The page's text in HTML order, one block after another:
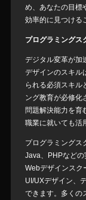
め、あなたの目標
効率的に見つける
プログラミングス
デジタル変革が加
デザインのスキル
られる必須スキル
ング教育が必修化
問題解決能力を育
職業に就いても活
プログラミングス
Java、PHPなどの
Webデザインスク
UI/UXデザイン、
できます。多くの